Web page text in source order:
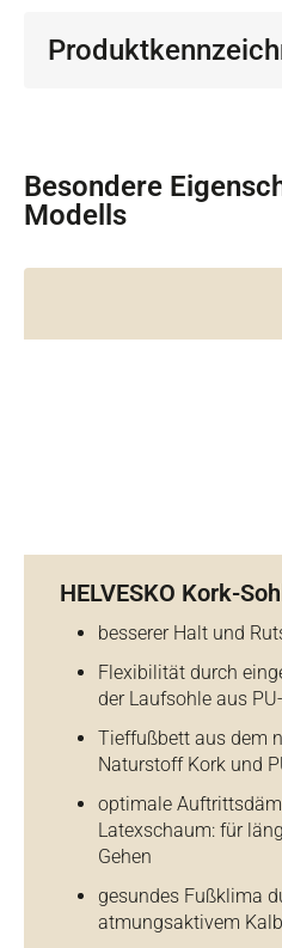
Besondere
Modells
HELVESKO Kork-
besserer Halt und
Flexibilität durch
der Laufsohle aus
Tieffußbett aus dem
Naturstoff Kork und
optimale
Latexschaum: für
Gehen
gesundes Fußklima
atmungsaktivem